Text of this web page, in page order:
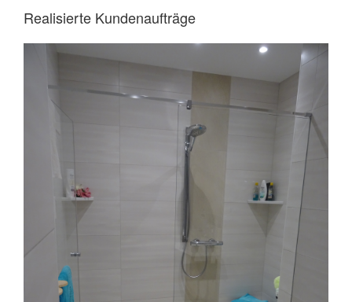
Realisierte Kundenaufträge